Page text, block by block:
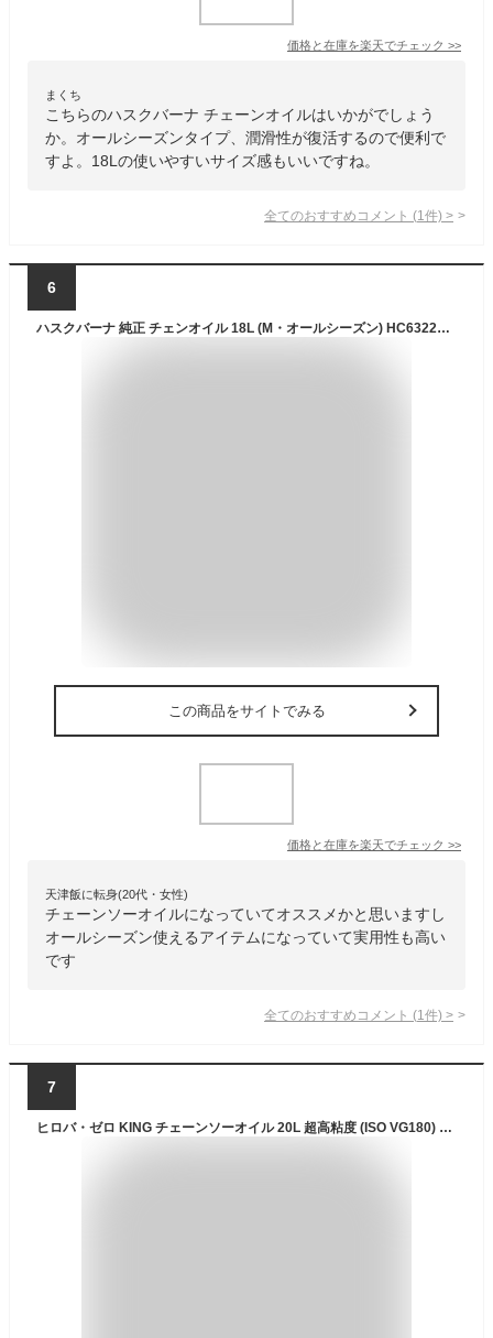
価格と在庫を楽天でチェック >>
まくち
こちらのハスクバーナ チェーンオイルはいかがでしょう
か。オールシーズンタイプ、潤滑性が復活するので便利で
すよ。18Lの使いやすいサイズ感もいいですね。
全てのおすすめコメント (1 件) >
6
ハスクバーナ 純正 チェンオイル 18L (M・オールシーズン) HC63221M [Husqvarna チェーンソーオイル チェーンオイル]
この商品をサイトでみる
価格と在庫を楽天でチェック >>
天津飯に転身(20代・女性)
チェーンソーオイルになっていてオススメかと思いますし
オールシーズン使えるアイテムになっていて実用性も高い
です
全てのおすすめコメント (1 件) >
7
ヒロバ・ゼロ KING チェーンソーオイル 20L 超高粘度 (ISO VG180) オールシーズンタイプ 【break the limit】